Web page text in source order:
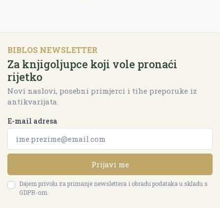
BIBLOS NEWSLETTER
Za knjigoljupce koji vole pronaći
rijetko
Novi naslovi, posebni primjerci i tihe preporuke iz
antikvarijata.
E-mail adresa
Prijavi me
Dajem privolu za primanje newslettera i obradu podataka u skladu s
GDPR-om.